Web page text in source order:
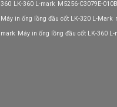
360 LK-360 L-mark M5256-C3079E-
Máy in ống lồng đầu cốt LK-320 L-Mark
mark Máy in ống lồng đầu cốt LK-360 L-